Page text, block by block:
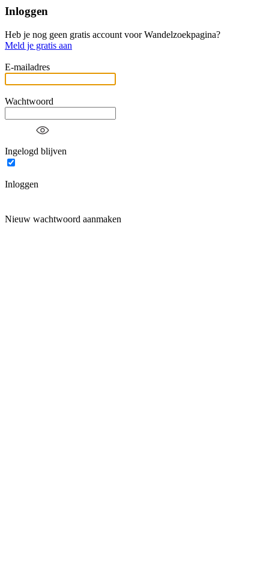
Inloggen
Heb je nog geen gratis account voor Wandelzoekpagina?
Meld je gratis aan
E-mailadres
Wachtwoord
Ingelogd blijven
Inloggen
Nieuw wachtwoord aanmaken